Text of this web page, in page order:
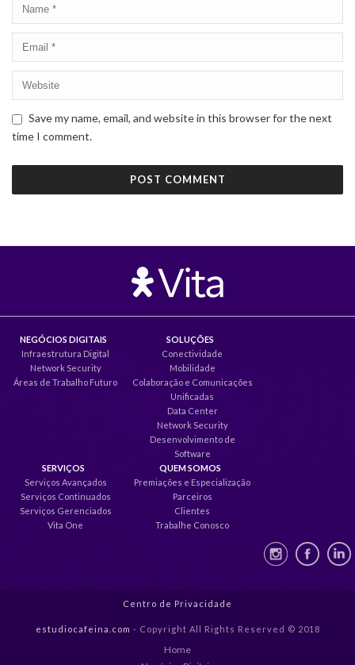
Save my name, email, and website in this browser for the next
time I comment.
NEGÓCIOS DIGITAIS
Infraestrutura Digital
Network Security
Áreas de Trabalho Futuro
SOLUÇÕES
Conectividade
Mobilidade
Colaboração e Comunicações
Unificadas
Data Center
Network Security
Desenvolvimento de
Software
SERVIÇOS
Serviços Avançados
Serviços Continuados
Serviços Gerenciados
Vita One
QUEM SOMOS
Premiações e Especialização
Parceiros
Clientes
Trabalhe Conosco
Centro de Privacidade
estudiocafeina.com - Copyright All Rights Reserved © 2018
Home